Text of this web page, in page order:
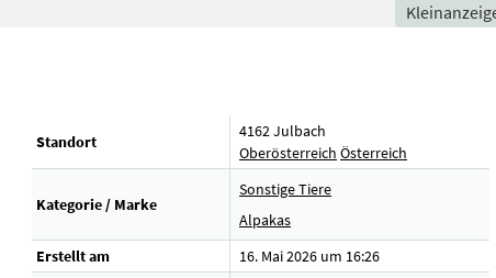
Standort
4162 Julbach
Oberösterreich Österreich
Kategorie / Marke
Sonstige Tiere
Alpakas
Erstellt am
16. Mai 2026 um 16:26